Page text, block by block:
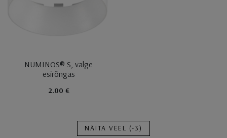
NUMINOS® S, valge
esirõngas
2.00 €
NÄITA VEEL (-3)